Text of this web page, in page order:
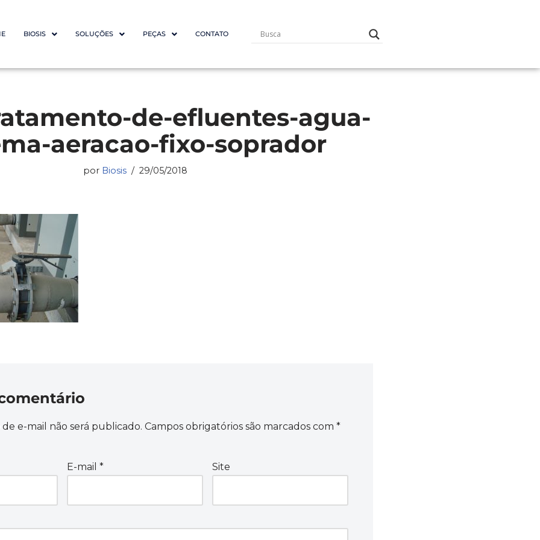
BIOSIS SOLUÇÕES PEÇAS CONTATO
de-efluentes-agua-
aeracao-fixo-soprador
por Biosis 29/05/2018
e-mail não será publicado. Campos obrigatórios são marcados com *
E-mail * Site